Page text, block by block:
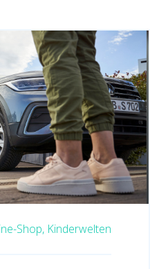
Shop, Kinderwelten